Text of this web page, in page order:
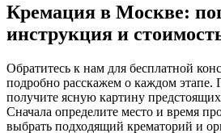
Кремация в Москве:
инструкция и
Обратитесь к нам для бесплатной
подробно расскажем о каждом этапе.
получите ясную картину
Сначала определите место и время
выбрать подходящий крематорий и